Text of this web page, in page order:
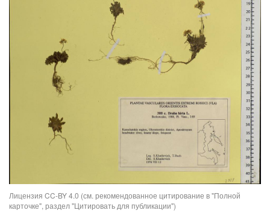
Лицензия CC-BY 4.0 (см. рекомендованное цитирование в "Полной
карточке", раздел "Цитировать для публикации")